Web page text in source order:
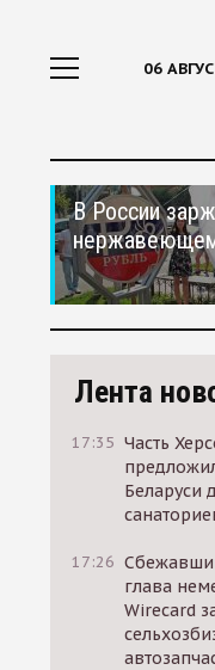
06
В России
Лента
17:35 Часть
Беларуси
17:26
глава
Wirecard